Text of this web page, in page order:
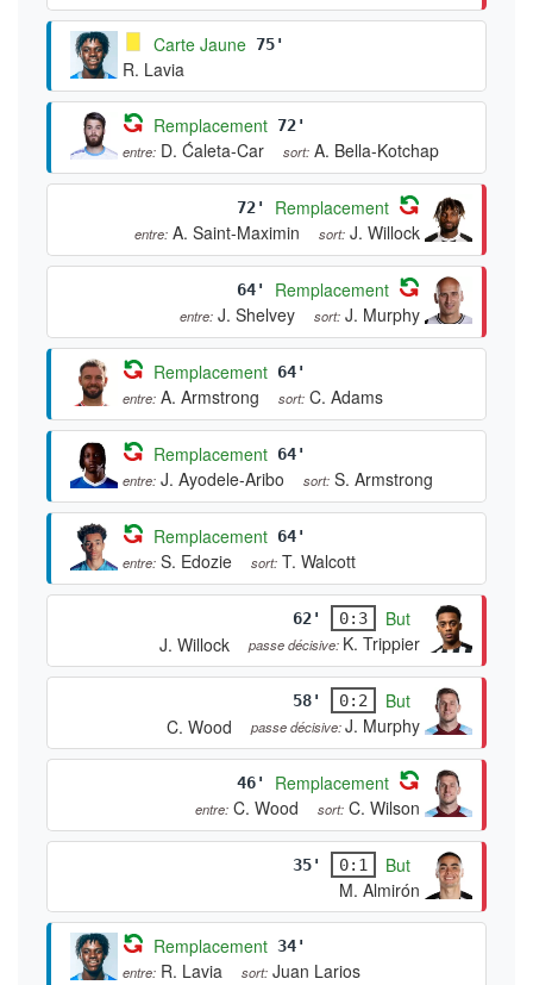
Carte Jaune 75'
R. Lavia
Remplacement 72'
entre: D. Ćaleta-Car sort: A. Bella-Kotchap
72' Remplacement
entre: A. Saint-Maximin sort: J. Willock
64' Remplacement
entre: J. Shelvey sort: J. Murphy
Remplacement 64'
entre: A. Armstrong sort: C. Adams
Remplacement 64'
entre: J. Ayodele-Aribo sort: S. Armstrong
Remplacement 64'
entre: S. Edozie sort: T. Walcott
62' 0:3
But
J. Willock
passe décisive: K. Trippier
58' 0:2
But
C. Wood
passe décisive:J. Murphy
46' Remplacement
entre: C. Wood sort: C. Wilson
35' 0:1
But
M. Almirón
Remplacement 34'
entre: R. Lavia sort: Juan Larios